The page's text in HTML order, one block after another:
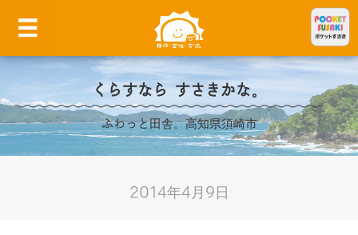
くらすなら すさきかな。
ふわっと田舎。高知県須崎市
2014年4月9日